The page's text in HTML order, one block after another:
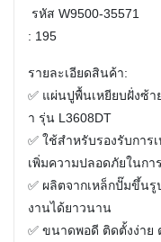
รหัส W9500-35571
: 195
รายละเอียดสินค้า:
✅ แผ่นปูพื้นเหยียบฝั่งซ้
า รุ่น L3608DT
✅ ใช้สำหรับรองรับการ
เพิ่มความปลอดภัยในกา
✅ ผลิตจากเหล็กปั๊มขึ้น
งานได้ยาวนาน
✅ ขนาดพอดี ติดตั้งง่าย